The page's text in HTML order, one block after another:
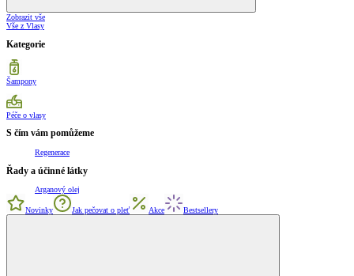
Zobrazit vše
Vše z Vlasy
Kategorie
Šampony
Péče o vlasy
S čím vám pomůžeme
Regenerace
Řady a účinné látky
Arganový olej
Novinky Jak pečovat o pleť Akce Bestsellery